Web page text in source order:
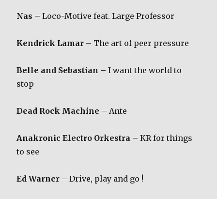
Nas – Loco-Motive feat. Large Professor
Kendrick Lamar – The art of peer pressure
Belle and Sebastian – I want the world to
stop
Dead Rock Machine – Ante
Anakronic Electro Orkestra – KR for things
to see
Ed Warner – Drive, play and go !